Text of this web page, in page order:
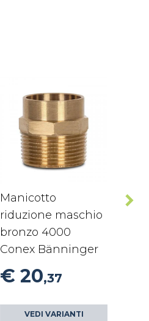
Manicotto
riduzione maschio
bronzo 4000
Conex Bänninger
€ 20,37
VEDI VARIANTI